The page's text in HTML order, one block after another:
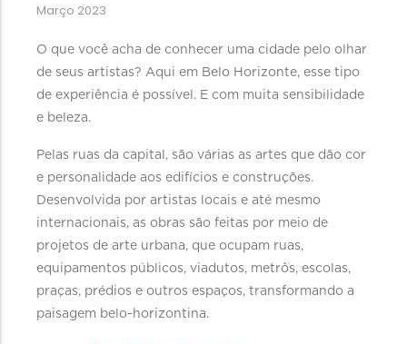
Março 2023
O que você acha de conhecer uma cidade pelo olhar
de seus artistas? Aqui em Belo Horizonte, esse tipo
de experiência é possível. E com muita sensibilidade
e beleza.
Pelas ruas da capital, são várias as artes que dão cor
e personalidade aos edifícios e construções.
Desenvolvida por artistas locais e até mesmo
internacionais, as obras são feitas por meio de
projetos de arte urbana, que ocupam ruas,
equipamentos públicos, viadutos, metrôs, escolas,
praças, prédios e outros espaços, transformando a
paisagem belo-horizontina.